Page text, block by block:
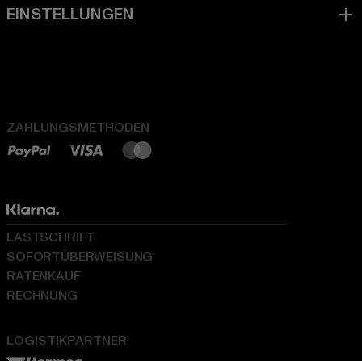
ZAHLUNGSMETHODEN
LOGISTIKPARTNER
LASTSCHRIFT
SOFORTÜBERWEISUNG
RATENKAUF
RECHNUNG